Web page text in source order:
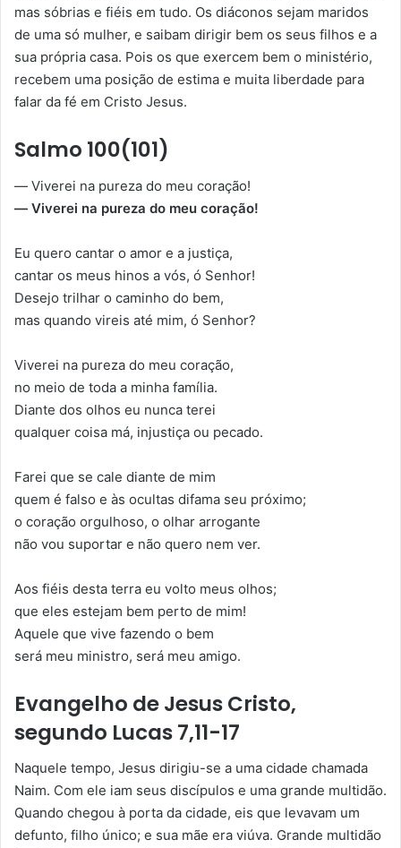
mas sóbrias e fiéis em tudo. Os diáconos sejam maridos
de uma só mulher, e saibam dirigir bem os seus filhos e a
sua própria casa. Pois os que exercem bem o ministério,
recebem uma posição de estima e muita liberdade para
falar da fé em Cristo Jesus.
Salmo 100(101)
— Viverei na pureza do meu coração!
— Viverei na pureza do meu coração!
Eu quero cantar o amor e a justiça,
cantar os meus hinos a vós, ó Senhor!
Desejo trilhar o caminho do bem,
mas quando vireis até mim, ó Senhor?
Viverei na pureza do meu coração,
no meio de toda a minha família.
Diante dos olhos eu nunca terei
qualquer coisa má, injustiça ou pecado.
Farei que se cale diante de mim
quem é falso e às ocultas difama seu próximo;
o coração orgulhoso, o olhar arrogante
não vou suportar e não quero nem ver.
Aos fiéis desta terra eu volto meus olhos;
que eles estejam bem perto de mim!
Aquele que vive fazendo o bem
será meu ministro, será meu amigo.
Evangelho de Jesus Cristo,
segundo Lucas 7,11-17
Naquele tempo, Jesus dirigiu-se a uma cidade chamada
Naim. Com ele iam seus discípulos e uma grande multidão.
Quando chegou à porta da cidade, eis que levavam um
defunto, filho único; e sua mãe era viúva. Grande multidão